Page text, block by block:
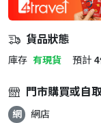
貨品狀態
庫存 有現貨 預計
門市購買或自
網 網店